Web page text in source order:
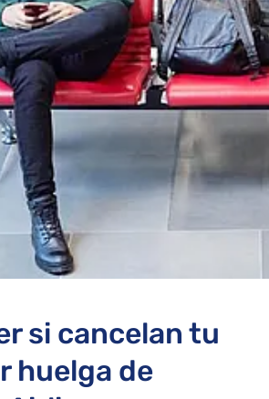
si cancelan tu
huelga de